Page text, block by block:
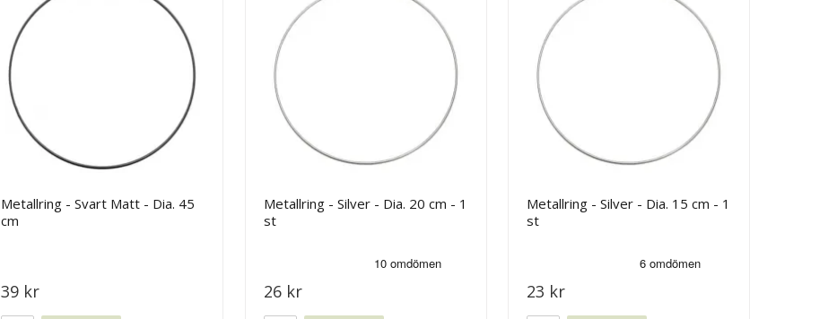
Metallring - Svart Matt - Dia. 45
cm
39 kr
Metallring - Silver - Dia. 20 cm - 1
st
26 kr
Metallring - Silver - Dia. 15 cm - 1
st
23 kr